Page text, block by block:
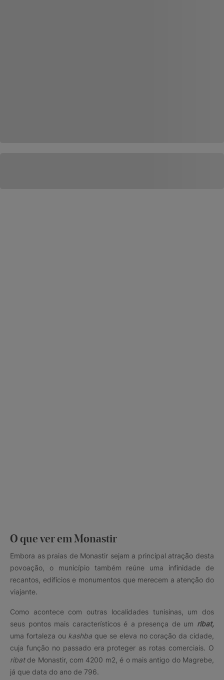
O que ver em Monastir
Embora as praias de Monastir sejam a principal atração desta
povoação, o município também reúne uma infinidade de
recantos, edifícios e monumentos que merecem a atenção do
viajante.
Como acontece com outras localidades tunisinas, um dos
seus pontos mais característicos é a presença de um ribat,
uma fortaleza ou kashba que se eleva no coração da cidade,
cuja função no passado era proteger as rotas comerciais. O
ribatde Monastir, com 4200 m2, é o mais antigo do Magrebe,
já que data do ano de 796.